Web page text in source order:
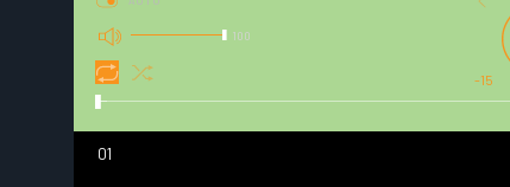
100
-15
01